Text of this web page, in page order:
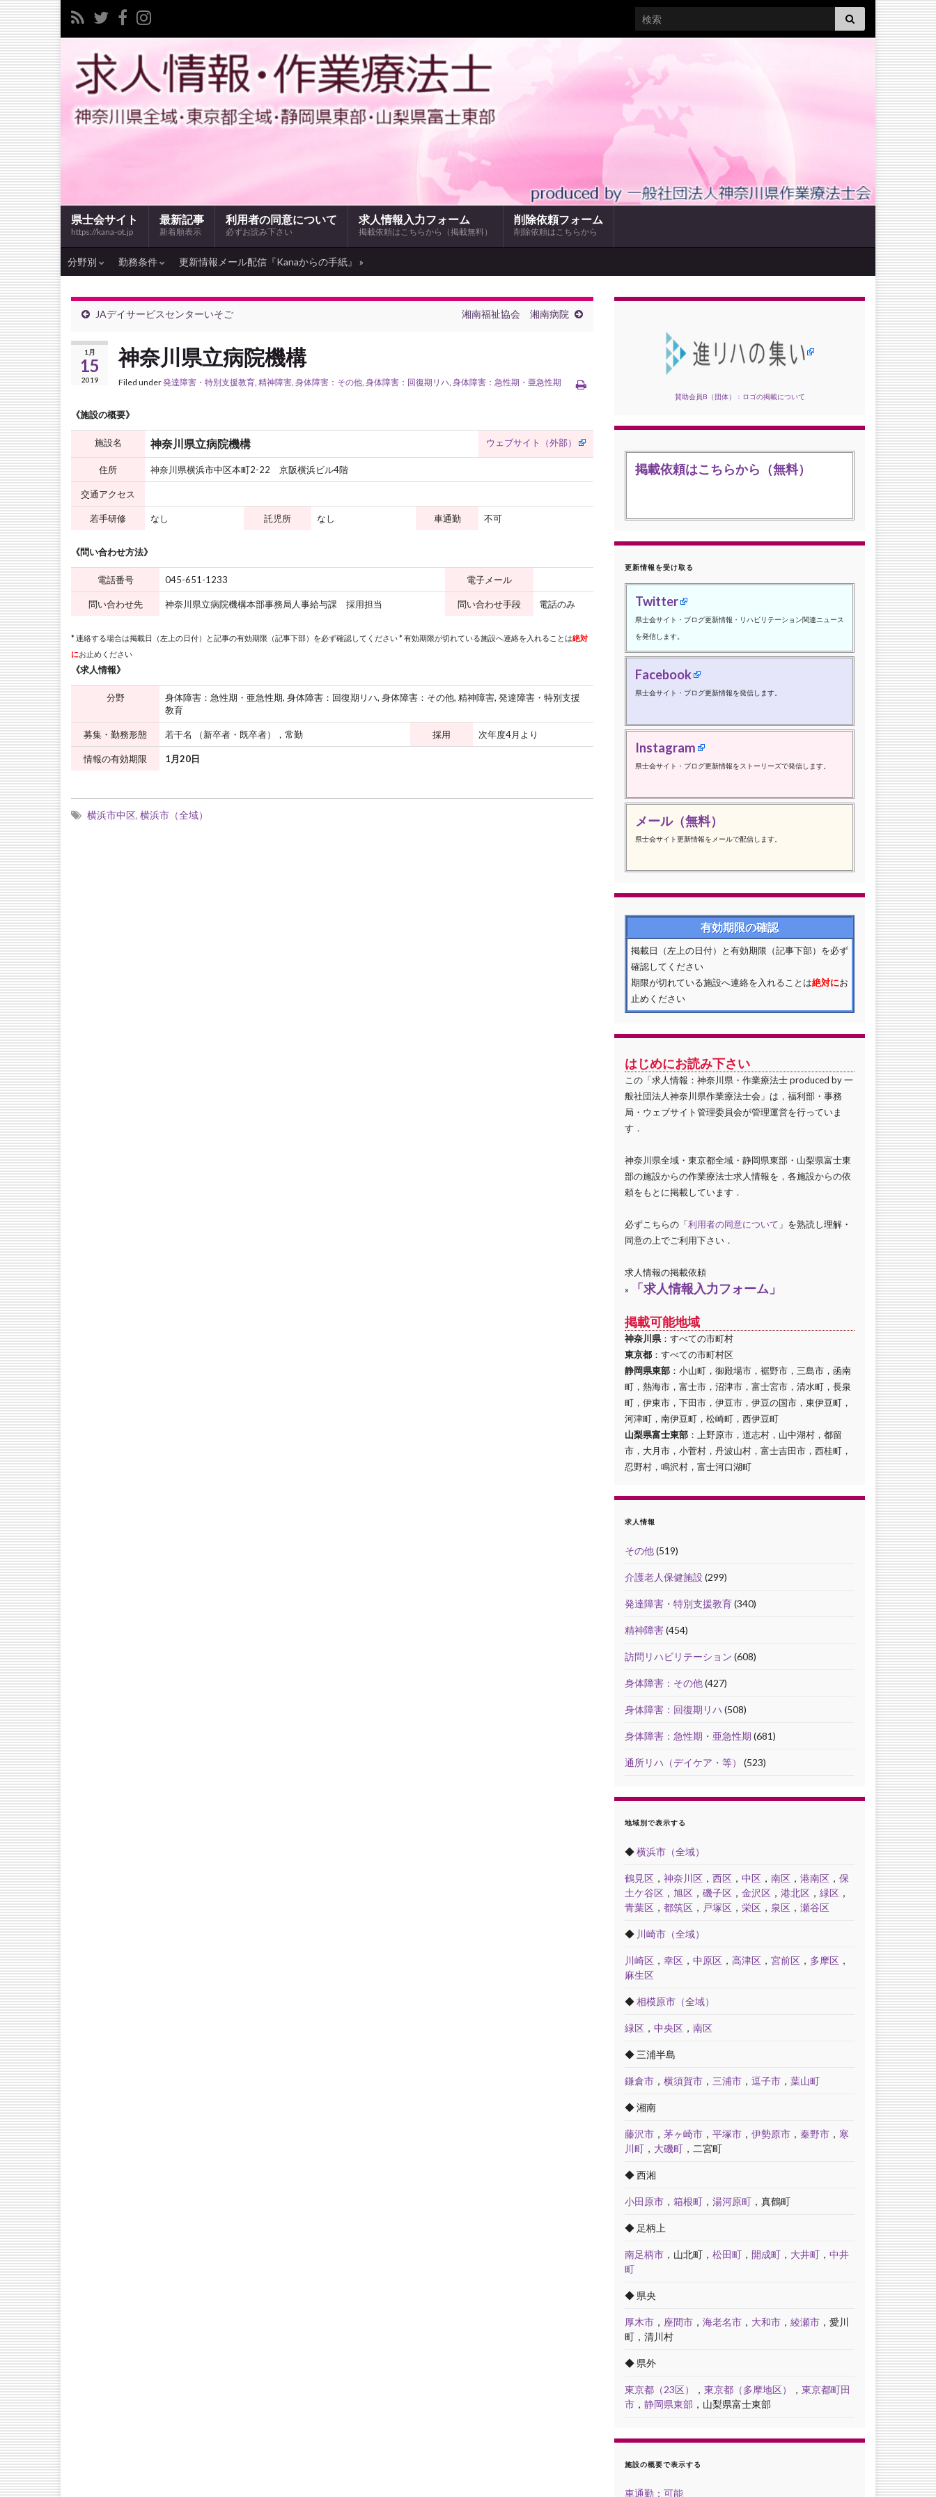
Search for:
県士会サイト
https://kana-ot.jp
最新記事
新着順表示
利用者の同意について
必ずお読み下さい
求人情報入力フォーム
掲載依頼はこちらから（掲載無料）
削除依頼フォーム
削除依頼はこちらから
分野別 勤務条件 更新情報メール配信『Kanaからの手紙』 »
JAデイサービスセンターいそご 湘南福祉協会 湘南病院
1月
15
2019
神奈川県立病院機構
Filed under発達障害・特別支援教育, 精神障害, 身体障害：その他, 身体障害：回復期リハ, 身体障害：急性期・亜急性期
《施設の概要》
施設名 神奈川県立病院機構 ウェブサイト（外部）
住所 神奈川県横浜市中区本町2-22 京阪横浜ビル4階
交通アクセス
若手研修 なし 託児所 なし 車通勤 不可
《問い合わせ方法》
電話番号 045-651-1233 電子メール
問い合わせ先 神奈川県立病院機構本部事務局人事給与課 採用担当 問い合わせ手段 電話のみ
* 連絡する場合は掲載日（左上の日付）と記事の有効期限（記事下部）を必ず確認してください * 有効期限が切れている施設へ連絡を入れることは絶対
にお止めください
《求人情報》
分野
身体障害：急性期・亜急性期, 身体障害：回復期リハ, 身体障害：その他, 精神障害, 発達障害・特別支援
教育
募集・勤務形態 若干名 （新卒者・既卒者），常勤 採用 次年度4月より
情報の有効期限 1月20日
横浜市中区, 横浜市（全域）
賛助会員B（団体）：ロゴの掲載について
掲載依頼はこちらから（無料）
更新情報を受け取る
Twitter
県士会サイト・ブログ更新情報・リハビリテーション関連ニュース
を発信します。
Facebook
県士会サイト・ブログ更新情報を発信します。
Instagram
県士会サイト・ブログ更新情報をストーリーズで発信します。
メール（無料）
県士会サイト更新情報をメールで配信します。
有効期限の確認
掲載日（左上の日付）と有効期限（記事下部）を必ず
確認してください
期限が切れている施設へ連絡を入れることは絶対にお
止めください
はじめにお読み下さい
この「求人情報：神奈川県・作業療法士 produced by 一
般社団法人神奈川県作業療法士会」は，福利部・事務
局・ウェブサイト管理委員会が管理運営を行っていま
す．
神奈川県全域・東京都全域・静岡県東部・山梨県富士東
部の施設からの作業療法士求人情報を，各施設からの依
頼をもとに掲載しています．
必ずこちらの「利用者の同意について 」を熟読し理解・
同意の上でご利用下さい．
求人情報の掲載依頼
»
「求人情報入力フォーム」
掲載可能地域
神奈川県 ：すべての市町村
東京都 ：すべての市町村区
静岡県東部 ：小山町，御殿場市，裾野市，三島市，函南
町，熱海市，富士市，沼津市，富士宮市，清水町，長泉
町，伊東市，下田市，伊豆市，伊豆の国市，東伊豆町，
河津町，南伊豆町，松崎町，西伊豆町
山梨県富士東部 ：上野原市，道志村，山中湖村，都留
市，大月市，小菅村，丹波山村，富士吉田市，西桂町，
忍野村，鳴沢村，富士河口湖町
求人情報
その他(519)
介護老人保健施設 (299)
発達障害・特別支援教育(340)
精神障害(454)
訪問リハビリテーション (608)
身体障害：その他(427)
身体障害：回復期リハ (508)
身体障害：急性期・亜急性期 (681)
通所リハ（デイケア・等） (523)
地域別で表示する
◆横浜市（全域）
鶴見区 ， 神奈川区 ， 西区 ， 中区 ， 南区 ， 港南区 ， 保
土ケ谷区 ， 旭区 ， 磯子区 ， 金沢区 ， 港北区 ， 緑区 ，
青葉区 ， 都筑区 ， 戸塚区 ， 栄区 ， 泉区 ， 瀬谷区
◆ 川崎市（全域）
川崎区 ， 幸区 ， 中原区 ， 高津区 ， 宮前区 ， 多摩区 ，
麻生区
◆相模原市（全域）
緑区 ， 中央区 ， 南区
◆ 三浦半島
鎌倉市 ， 横須賀市 ， 三浦市 ， 逗子市 ， 葉山町
◆ 湘南
藤沢市 ， 茅ヶ崎市 ， 平塚市 ， 伊勢原市 ， 秦野市 ， 寒
川町 ， 大磯町 ，二宮町
◆ 西湘
小田原市 ， 箱根町 ， 湯河原町 ，真鶴町
◆ 足柄上
南足柄市 ，山北町， 松田町 ， 開成町 ， 大井町 ， 中井
町
◆ 県央
厚木市 ， 座間市 ， 海老名市 ， 大和市 ， 綾瀬市 ，愛川
町，清川村
◆ 県外
東京都（23区） ， 東京都（多摩地区） ， 東京都町田
市 ， 静岡県東部 ，山梨県富士東部
施設の概要で表示する
車通勤：可能